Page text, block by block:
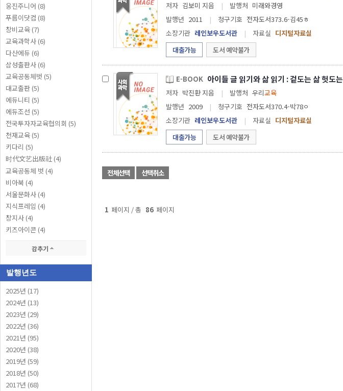
웅진주니어 (8)
푸름이닷컴 (8)
창비교육 (7)
교육과학사 (6)
다산에듀 (6)
삼성출판사 (6)
교육공동체벗 (5)
대교출판 (5)
에듀니티 (5)
에듀조선 (5)
전국투자자교육협의회 (5)
천재교육 (5)
키다리 (5)
时代文艺出版社 (4)
교육공동체 벗 (4)
비아북 (4)
서울문화사 (4)
지식프레임 (4)
창지사 (4)
키즈아이콘 (4)
감추기
발행년도
2025년 (17)
2024년 (13)
2023년 (29)
2022년 (36)
2021년 (95)
2020년 (38)
2019년 (59)
2018년 (50)
2017년 (68)
저자 김보미 지음 | 발행처 미래와경영
발행년 2011 | 청구기호 전자도서373.6-김45ㅎ
소장기관 레인보우도서관 | 자료실 디지털자료실
대출가능
도서 예약불가
E-BOOK 아이들 글 읽기와 삶 읽기 : 겉도는 삶 헛도는
저자 박진환 지음 | 발행처 우리교육
발행년 2009 | 청구기호 전자도서370.4-박78ㅇ
소장기관 레인보우도서관 | 자료실 디지털자료실
대출가능
도서 예약불가
전체선택 선택취소
1 페이지 / 총 86 페이지